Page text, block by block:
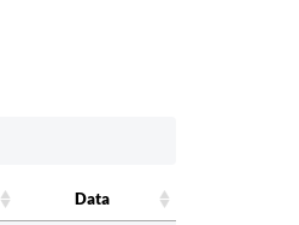
Data